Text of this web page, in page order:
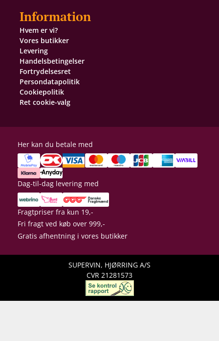
Information
Hvem er vi?
Vores butikker
Levering
Handelsbetingelser
Fortrydelsesret
Persondatapolitik
Cookiepolitik
Ret cookie-valg
Her kan du betale med
Dag-til-dag levering med
Fragtpriser fra kun 19,-
Fri fragt ved køb over 999,-
Gratis afhentning i vores butikker
SUPERVIN, HJØRRING A/S
CVR 21281573